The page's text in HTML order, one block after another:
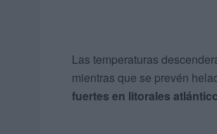
Las temperaturas
mientras que se prevén
fuertes en litorales